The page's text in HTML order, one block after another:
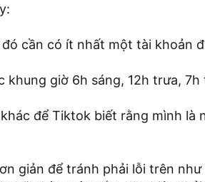
cần có ít nhất một tài khoản
khung giờ 6h sáng, 12h trưa, 7h
để Tiktok biết rằng mình là
giản để tránh phải lỗi trên như